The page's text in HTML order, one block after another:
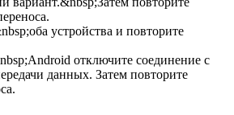
устройства и повторите
отключите соединение с
данных. Затем повторите